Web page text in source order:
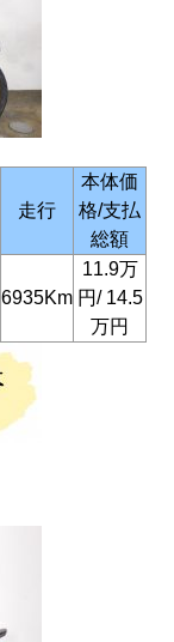
走行
本体価
格/支払
総額
6935Km
11.9万
円/14.5
万円